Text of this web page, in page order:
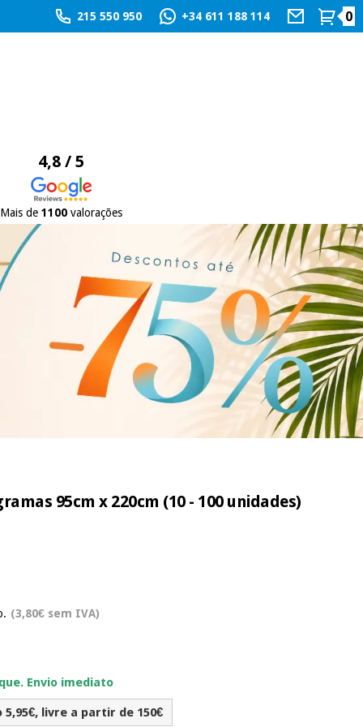
215 550 950 +34 611 188 114 0
4,8 / 5
Mais de 1100valorações
95cm x 220cm (10 - 100 unidades)
(3,80€ sem IVA)
Envio imediato
5,95€, livre a partir de 150€